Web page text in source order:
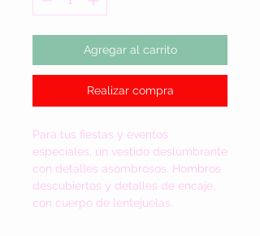
Agregar al carrito
Realizar compra
Para tus fiestas y eventos
especiales, un vestido deslumbrante
con detalles asombrosos. Hombros
descubiertos y detalles de encaje,
con cuerpo de lentejuelas.